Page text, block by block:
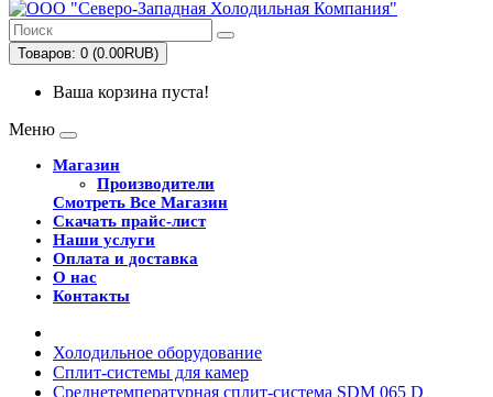
Товаров: 0 (0.00RUB)
Ваша корзина пуста!
Меню
Магазин
Производители
Смотреть Все Магазин
Скачать прайс-лист
Наши услуги
Оплата и доставка
О нас
Контакты
Холодильное оборудование
Сплит-системы для камер
Среднетемпературная сплит-система SDM 065 D